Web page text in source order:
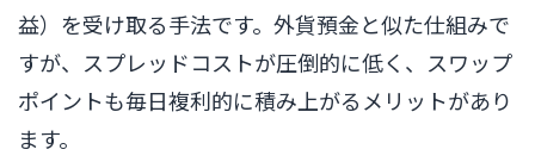
益）を受け取る手法です。外貨預金と似た仕組みで
すが、スプレッドコストが圧倒的に低く、スワップ
ポイントも毎日複利的に積み上がるメリットがあり
ます。